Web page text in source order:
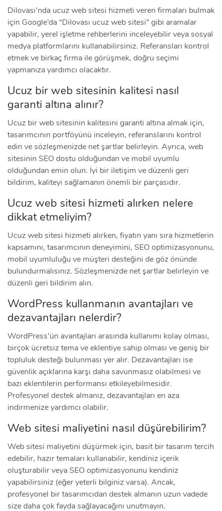
Dilovası’nda ucuz web sitesi hizmeti veren firmaları bulmak
için Google’da “Dilovası ucuz web sitesi” gibi aramalar
yapabilir, yerel işletme rehberlerini inceleyebilir veya sosyal
medya platformlarını kullanabilirsiniz. Referansları kontrol
etmek ve birkaç firma ile görüşmek, doğru seçimi
yapmanıza yardımcı olacaktır.
Ucuz bir web sitesinin kalitesi nasıl
garanti altına alınır?
Ucuz bir web sitesinin kalitesini garanti altına almak için,
tasarımcının portföyünü inceleyin, referanslarını kontrol
edin ve sözleşmenizde net şartlar belirleyin. Ayrıca, web
sitesinin SEO dostu olduğundan ve mobil uyumlu
olduğundan emin olun. İyi bir iletişim ve düzenli geri
bildirim, kaliteyi sağlamanın önemli bir parçasıdır.
Ucuz web sitesi hizmeti alırken nelere
dikkat etmeliyim?
Ucuz web sitesi hizmeti alırken, fiyatın yanı sıra hizmetlerin
kapsamını, tasarımcının deneyimini, SEO optimizasyonunu,
mobil uyumluluğu ve müşteri desteğini de göz önünde
bulundurmalısınız. Sözleşmenizde net şartlar belirleyin ve
düzenli geri bildirim alın.
WordPress kullanmanın avantajları ve
dezavantajları nelerdir?
WordPress’ün avantajları arasında kullanımı kolay olması,
birçok ücretsiz tema ve eklentiye sahip olması ve geniş bir
topluluk desteği bulunması yer alır. Dezavantajları ise
güvenlik açıklarına karşı daha savunmasız olabilmesi ve
bazı eklentilerin performansı etkileyebilmesidir.
Profesyonel destek almanız, dezavantajları en aza
indirmenize yardımcı olabilir.
Web sitesi maliyetini nasıl düşürebilirim?
Web sitesi maliyetini düşürmek için, basit bir tasarım tercih
edebilir, hazır temaları kullanabilir, kendiniz içerik
oluşturabilir veya SEO optimizasyonunu kendiniz
yapabilirsiniz (eğer yeterli bilginiz varsa). Ancak,
profesyonel bir tasarımcıdan destek almanın uzun vadede
size daha çok fayda sağlayacağını unutmayın.